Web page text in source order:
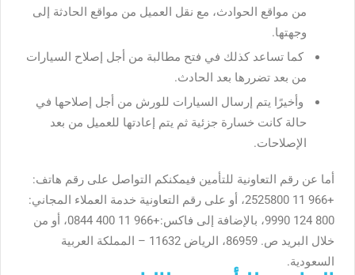
من مواقع الحوادث، مع نقل العميل من مواقع الحادثة إلى
وجهتها.
كما تساعد كذلك في فتح مطالبة من أجل إصلاح السيارات
من بعد تضررها بعد الحادث.
وأخيرًا يتم إرسال السيارات للورش من أجل إصلاحها في
حالة كانت خسارة جزئية ثم يتم إعادتها للعميل من بعد
الإصلاحات.
أما عن رقم التعاونية للتأمين فيمكنكم التواصل على رقم هاتف:
+966 11 2525800، أو على رقم التعاونية خدمة العملاء المجاني:
800 124 9990، بالإضافة إلى فاكس:+966 11 400 0844، أو من
خلال البريد ص. 86959، الرياض 11632 – المملكة العربية
السعودية.